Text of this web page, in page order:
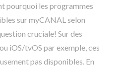
pourquoi les programmes
sur myCANAL selon
cruciale! Sur des
iOS/tvOS par exemple, ces
pas disponibles. En